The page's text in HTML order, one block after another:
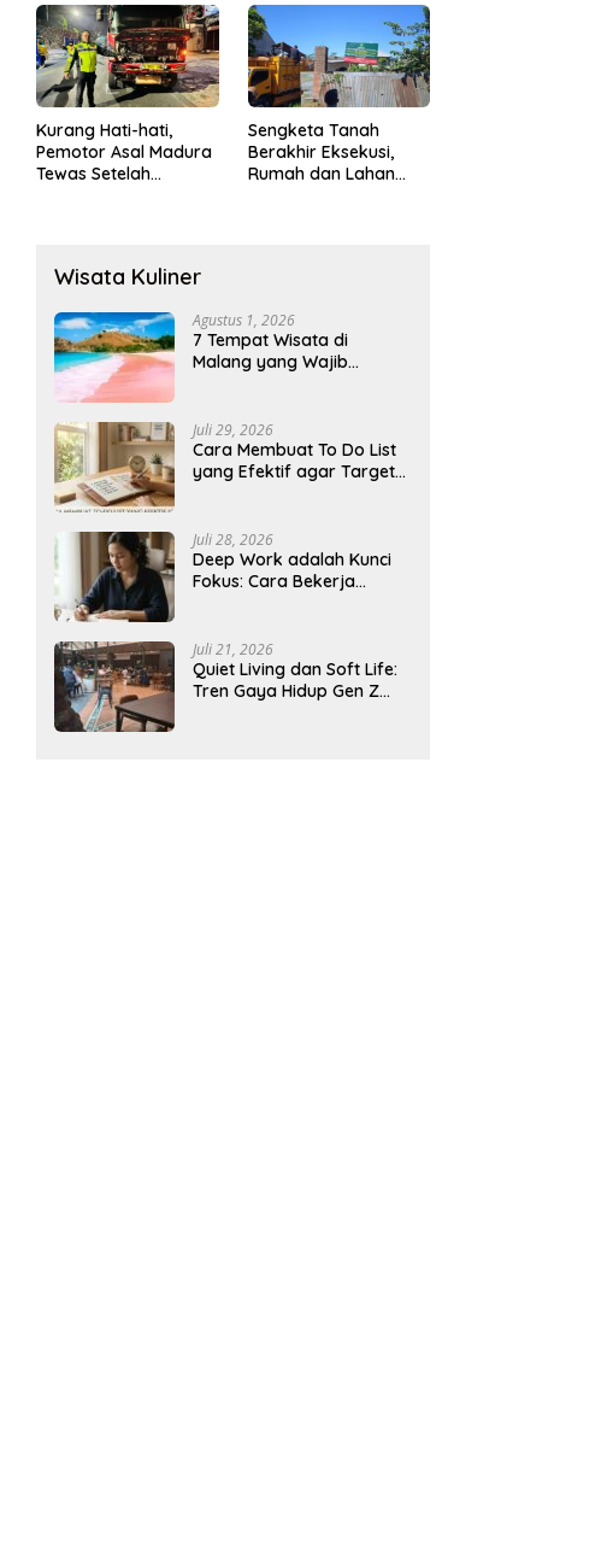
Hukumonline
Menyediakan Layanan
AI Gratis
Kurang Hati-hati,
Pemotor Asal Madura
Tewas Setelah
Sengketa Tanah
Berakhir Eksekusi,
Rumah dan Lahan
Wisata Kuliner
Agustus 1, 2026
7 Tempat Wisata di
Malang yang Wajib
Juli 29, 2026
Cara Membuat To Do List
yang Efektif agar Target
Juli 28, 2026
Deep Work adalah Kunci
Fokus: Cara Bekerja
Juli 21, 2026
Quiet Living dan Soft Life:
Tren Gaya Hidup Gen Z